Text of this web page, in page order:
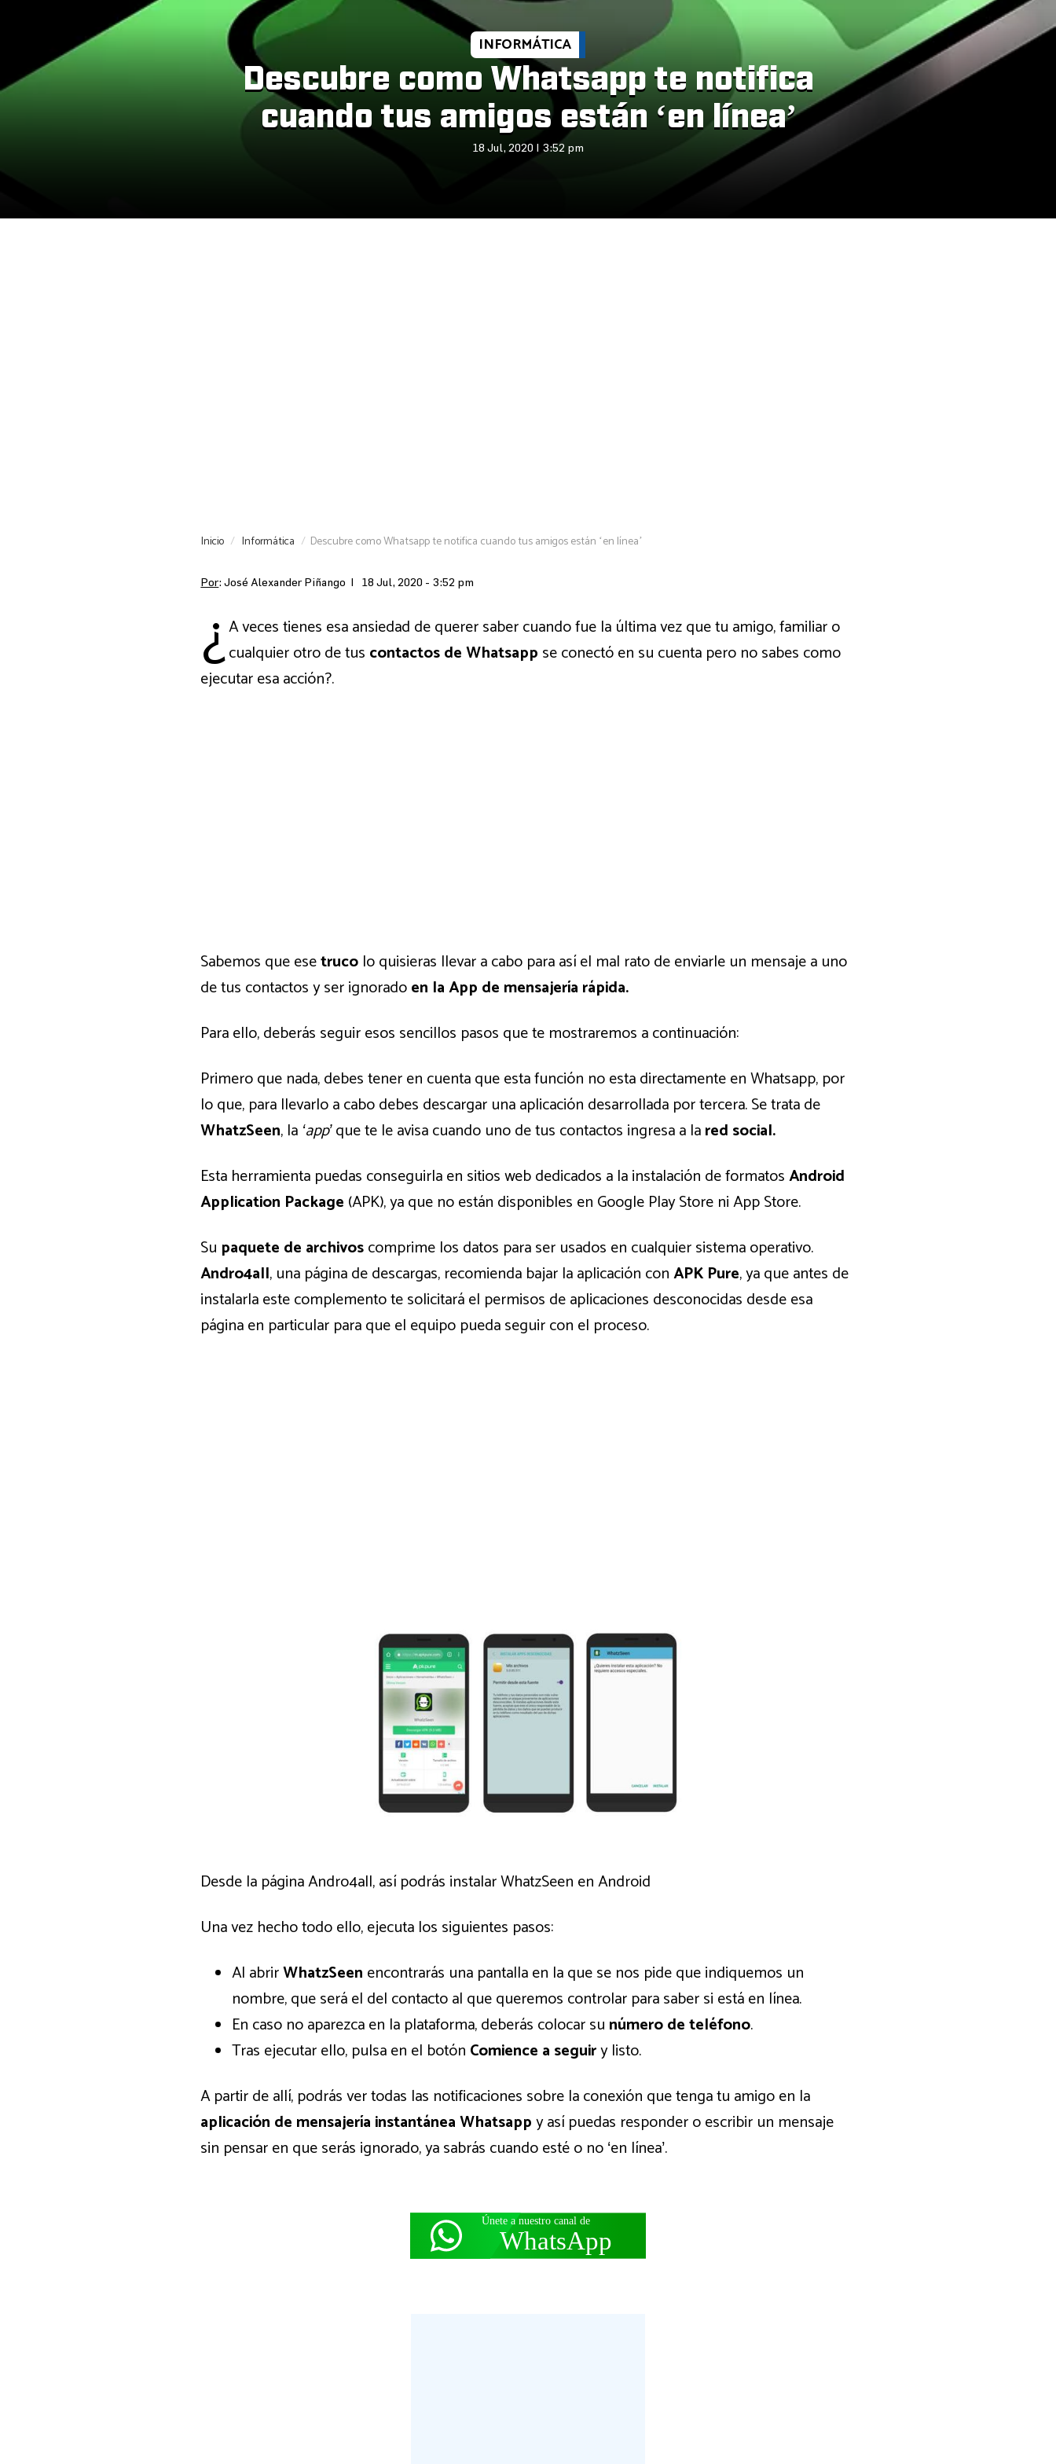
INFORMÁTICA
Descubre como Whatsapp te notifica
cuando tus amigos están ‘en línea’
18 Jul, 2020 | 3:52 pm
Inicio Informática Descubre como Whatsapp te notifica cuando tus amigos están ‘en línea’
Por: José Alexander Piñango | 18 Jul, 2020 - 3:52 pm
¿A veces tienes esa ansiedad de querer saber cuando fue la última vez que tu amigo, familiar o
cualquier otro de tus contactos de Whatsapp se conectó en su cuenta pero no sabes como
ejecutar esa acción?.
Sabemos que esetruco lo quisieras llevar a cabo para así el mal rato de enviarle un mensaje a uno
de tus contactos y ser ignoradoen la App de mensajería rápida.
Para ello, deberás seguir esos sencillos pasos que te mostraremos a continuación:
Primero que nada, debes tener en cuenta que esta función no esta directamente en Whatsapp, por
lo que, para llevarlo a cabo debes descargar una aplicación desarrollada por tercera. Se trata de
WhatzSeen, la ‘app’que te le avisa cuando uno de tus contactos ingresa a lared social.
Esta herramienta puedas conseguirla en sitios web dedicados a la instalación de formatosAndroid
Application Package (APK), ya que no están disponibles en Google Play Store ni App Store.
Su paquete de archivoscomprime los datos para ser usados en cualquier sistema operativo.
Andro4all, una página de descargas, recomienda bajar la aplicación conAPK Pure, ya que antes de
instalarla este complemento te solicitará el permisos de aplicaciones desconocidas desde esa
página en particular para que el equipo pueda seguir con el proceso.
Desde la página Andro4all, así podrás instalar WhatzSeen en Android
Una vez hecho todo ello, ejecuta los siguientes pasos:
Al abrirWhatzSeen encontrarás una pantalla en la que se nos pide que indiquemos un
nombre, que será el del contacto al que queremos controlar para saber si está en línea.
En caso no aparezca en la plataforma, deberás colocar su número de teléfono.
Tras ejecutar ello, pulsa en el botón Comience a seguiry listo.
A partir de allí, podrás ver todas las notificaciones sobre la conexión que tenga tu amigo en la
aplicación de mensajería instantánea Whatsappy así puedas responder o escribir un mensaje
sin pensar en que serás ignorado, ya sabrás cuando esté o no ‘en línea’.